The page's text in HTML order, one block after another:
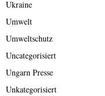
Ukraine
Umwelt
Umweltschutz
Uncategorisiert
Ungarn Presse
Unkategorisiert